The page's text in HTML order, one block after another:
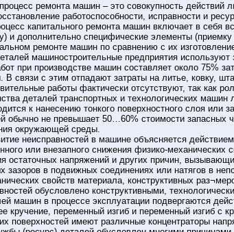
ремонта машин – это совокупность
работоспособности, исправности и
капитального ремонта машин включает в себя
и дополнительно специфические элементы
ремонте машин по сравнению с их
машиностроительные предприятия
при производстве машин составляет около 75%
В связи с этим отпадают затраты на литье, ковку,
работы фактически отсутствуют, так как
деталей транспортных и технологических
к нанесению тонкого поверхностного слоя
обычно не превышает 50…60% стоимости запасных
окружающей среды.
неисправностей в машине объясняется
или внезапного снижения физико-
остаточных напряжений и других причин,
зазоров в подвижных соединениях или натягов в
свойств материала, конструктивных
обусловлено конструктивными,
машин в процессе эксплуатации подвергаются
кручение, переменный изгиб и переменный изгиб
поверхностей имеют различные концентраторы